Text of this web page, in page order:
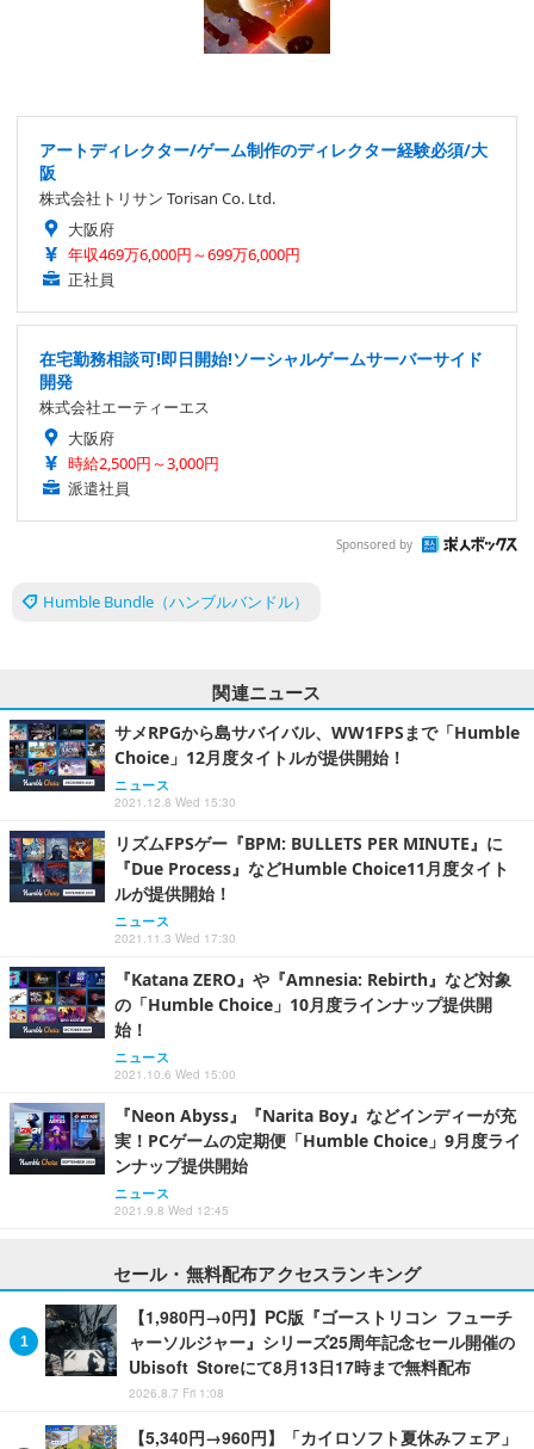
アートディレクター/ゲーム制作のディレクター経験必須/大
阪
株式会社トリサン Torisan Co. Ltd.
大阪府
年収469万6,000円～699万6,000円
正社員
在宅勤務相談可!即日開始!ソーシャルゲームサーバーサイド
開発
株式会社エーティーエス
大阪府
時給2,500円～3,000円
派遣社員
Sponsored by
Humble Bundle（ハンブルバンドル）
関連ニュース
サメRPGから島サバイバル、WW1FPSまで「Humble
Choice」12月度タイトルが提供開始！
ニュース
2021.12.8 Wed 15:30
リズムFPSゲー『BPM: BULLETS PER MINUTE』に
『Due Process』などHumble Choice11月度タイト
ルが提供開始！
ニュース
2021.11.3 Wed 17:30
『Katana ZERO』や『Amnesia: Rebirth』など対象
の「Humble Choice」10月度ラインナップ提供開
始！
ニュース
2021.10.6 Wed 15:00
『Neon Abyss』『Narita Boy』などインディーが充
実！PCゲームの定期便「Humble Choice」9月度ライ
ンナップ提供開始
ニュース
2021.9.8 Wed 12:45
セール・無料配布アクセスランキング
【1,980円→0円】PC版『ゴーストリコン フューチ
ャーソルジャー』シリーズ25周年記念セール開催の
Ubisoft Storeにて8月13日17時まで無料配布
2026.8.7 Fri 1:08
【5,340円→960円】「カイロソフト夏休みフェア」